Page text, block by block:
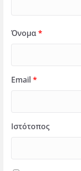
Όνομα*
Email*
Ιστότοπος